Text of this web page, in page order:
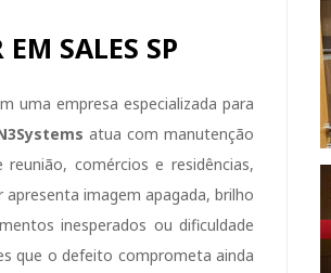
SALES SP
uma empresa especializada para
atua com manutenção
comércios e residências,
imagem apagada, brilho
inesperados ou dificuldade
que o defeito comprometa ainda